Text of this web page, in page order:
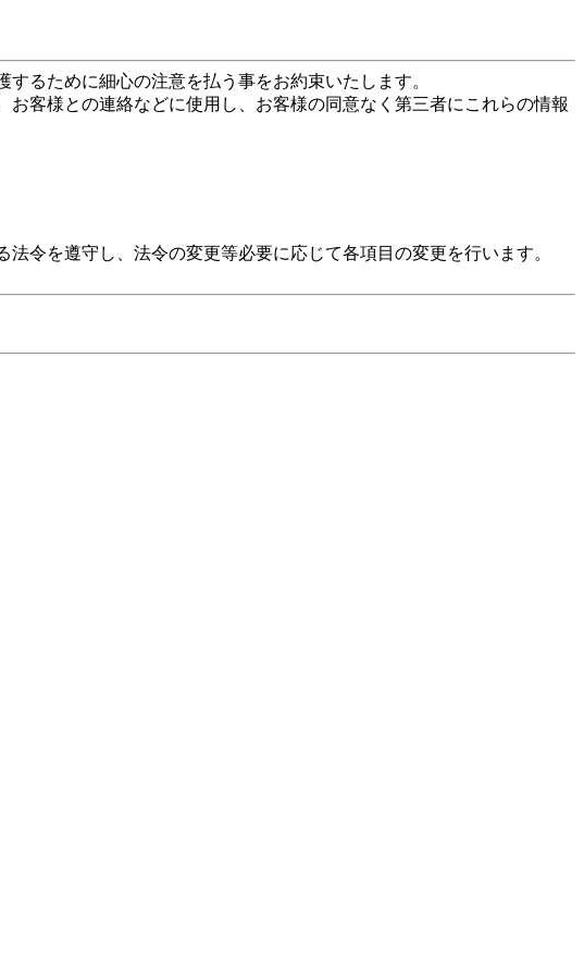
るために細心の注意を払う事をお約束いたします。
客様との連絡などに使用し、お客様の同意なく第三者にこれらの情報
令を遵守し、法令の変更等必要に応じて各項目の変更を行います。